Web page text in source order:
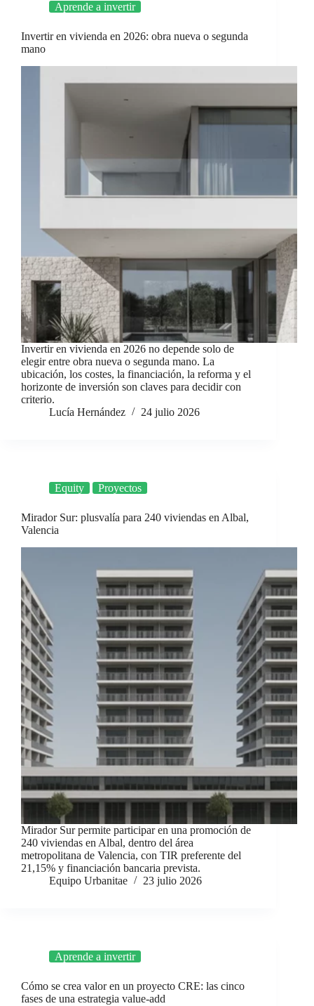
Aprende a invertir
Invertir en vivienda en 2026: obra nueva o segunda
mano
Invertir en vivienda en 2026 no depende solo de
elegir entre obra nueva o segunda mano. La
ubicación, los costes, la financiación, la reforma y el
horizonte de inversión son claves para decidir con
criterio.
Lucía Hernández
24 julio 2026
Equity Proyectos
Mirador Sur: plusvalía para 240 viviendas en Albal,
Valencia
Mirador Sur permite participar en una promoción de
240 viviendas en Albal, dentro del área
metropolitana de Valencia, con TIR preferente del
21,15% y financiación bancaria prevista.
Equipo Urbanitae
23 julio 2026
Aprende a invertir
Cómo se crea valor en un proyecto CRE: las cinco
fases de una estrategia value-add